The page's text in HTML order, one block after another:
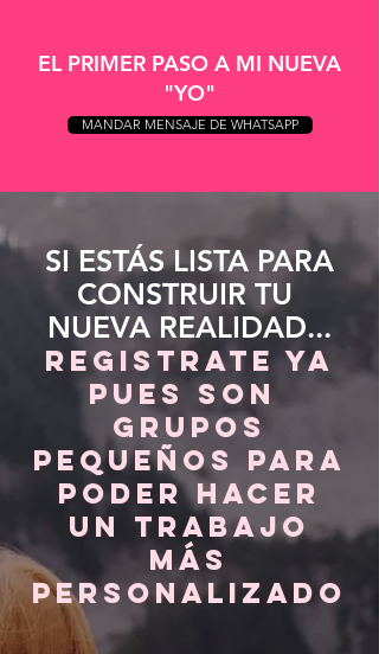
EL PRIMER PASO A MI NUEVA
"YO"
MANDAR MENSAJE DE WHATSAPP
SI ESTÁS LISTA PARA
CONSTRUIR TU
NUEVA REALIDAD...
REGISTRATE YA
PUES SON
GRUPOS
PEQUEÑOS PARA
PODER HACER
UN TRABAJO
MÁS
PERSONALIZADO